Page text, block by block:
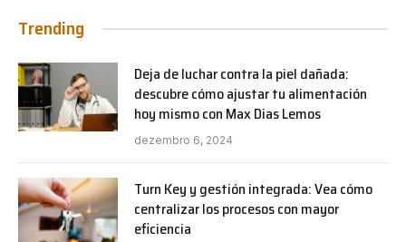
Trending
Deja de luchar contra la piel dañada:
descubre cómo ajustar tu alimentación
hoy mismo con Max Dias Lemos
dezembro 6, 2024
Turn Key y gestión integrada: Vea cómo
centralizar los procesos con mayor
eficiencia